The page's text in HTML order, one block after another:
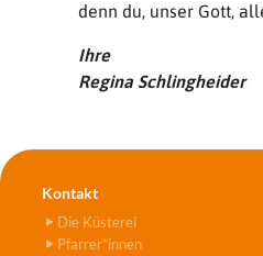
denn du, unser Gott,
Ihre
Regina Schlingheider
Kontakt
Die Küsterei
Pfarrer*innen